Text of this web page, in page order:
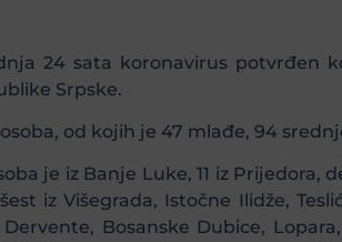
24 sata koronavirus potvrđen
Srpske.
od kojih je 47 mlađe, 94
je iz Banje Luke, 11 iz Prijedora,
iz Višegrada, Istočne Ilidže,
Bosanske Dubice,